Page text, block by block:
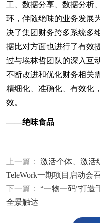
工、数据分享、数据分析
环，伴随绝味的业务发展
决了集团财务跨多系统多
据比对方面也进行了有效
过与埃林哲团队的深入互
不断改进和优化财务相关
精细化、准确化、有效化
效。
——绝味食品
上一篇： 激活个体、激活
TeleWork一期项目启动会
下一篇： “一物一码”打造
全景触达